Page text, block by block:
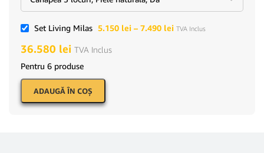
Set Living Milas 5.150 lei – 7.490 lei TVA Inclus
36.580 lei TVA Inclus
Pentru 6 produse
ADAUGĂ ÎN COŞ